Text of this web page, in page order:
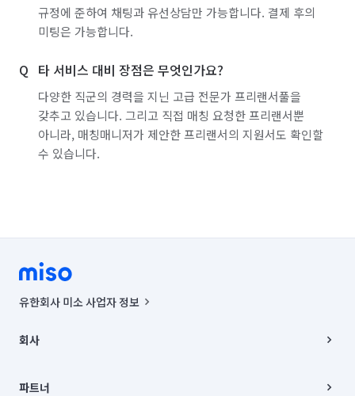
규정에 준하여 채팅과 유선상담만 가능합니다. 결제 후의
미팅은 가능합니다.
타 서비스 대비 장점은 무엇인가요?
다양한 직군의 경력을 지닌 고급 전문가 프리랜서풀을
갖추고 있습니다. 그리고 직접 매칭 요청한 프리랜서뿐
아니라, 매칭매니저가 제안한 프리랜서의 지원서도 확인할
수 있습니다.
유한회사 미소 사업자 정보
00019 |
주소 | 본사: 서울특별시 종로구 율곡로 6(중학동, 트윈트리빌딩) B동 5층
회사
채용
파트너